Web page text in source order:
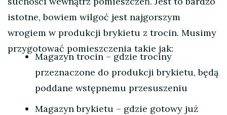
istotne, bowiem wilgoć jest najgorszym
wrogiem w produkcji brykietu z trocin. Musimy
przygotować pomieszczenia takie jak:
Magazyn trocin – gdzie trociny
przeznaczone do produkcji brykietu, będą
poddane wstępnemu przesuszeniu
Magazyn brykietu – gdzie gotowy już